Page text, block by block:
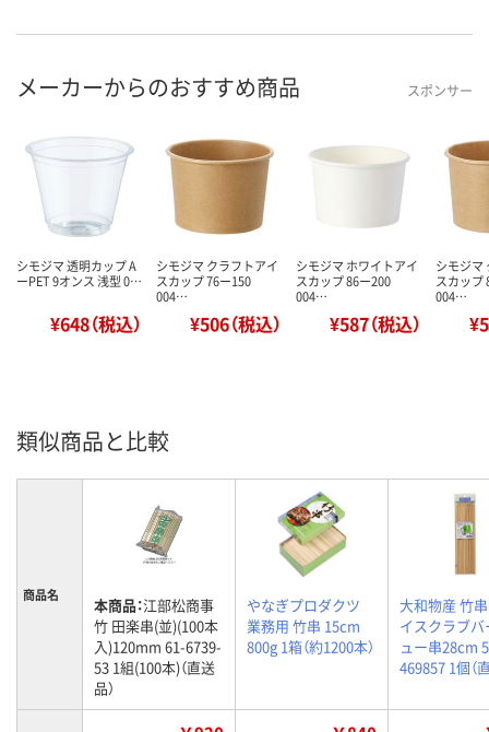
メーカーからのおすすめ商品 スポンサー
シモジマ 透明カップ A
ーPET 9オンス 浅型 0…
¥648（税込）
シモジマ クラフトアイ
スカップ 76ー150
004…
¥506（税込）
シモジマ ホワイトアイ
スカップ 86ー200
004…
¥587（税込）
シモジマ
スカップ
004…
類似商品と比較
商品名 本商品：江部松商事
竹 田楽串(並)(100本
入)120mm 61-6739-
53 1組(100本)（直送
品）
やなぎプロダクツ
業務用 竹串 15cm
800g 1箱（約1200本）
大和物産 竹
イスクラブ
ュー串28cm
469857 1個（